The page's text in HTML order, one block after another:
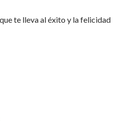
te lleva al éxito y la felicidad